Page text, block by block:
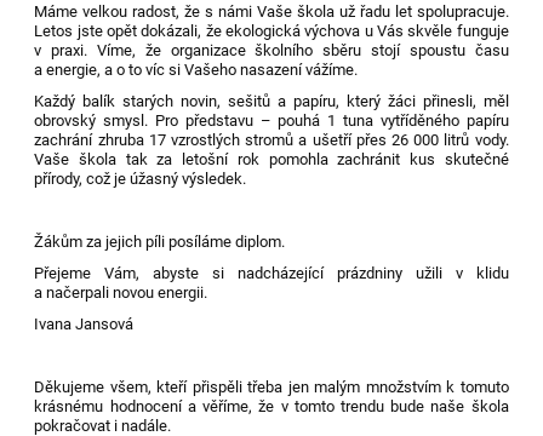
Máme velkou radost, že s námi Vaše škola už řadu let spolupracuje.
Letos jste opět dokázali, že ekologická výchova u Vás skvěle funguje
v praxi. Víme, že organizace školního sběru stojí spoustu času
a energie, a o to víc si Vašeho nasazení vážíme.
Každý balík starých novin, sešitů a papíru, který žáci přinesli, měl
obrovský smysl. Pro představu – pouhá 1 tuna vytříděného papíru
zachrání zhruba 17 vzrostlých stromů a ušetří přes 26 000 litrů vody.
Vaše škola tak za letošní rok pomohla zachránit kus skutečné
přírody, což je úžasný výsledek.
Žákům za jejich píli posíláme diplom.
Přejeme Vám, abyste si nadcházející prázdniny užili v klidu
a načerpali novou energii.
Ivana Jansová
Děkujeme všem, kteří přispěli třeba jen malým množstvím k tomuto
krásnému hodnocení a věříme, že v tomto trendu bude naše škola
pokračovat i nadále.